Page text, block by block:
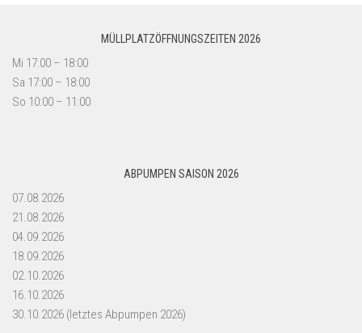
MÜLLPLATZÖFFNUNGSZEITEN 2026
Mi 17:00 – 18:00
Sa 17:00 – 18:00
So 10:00 – 11:00
ABPUMPEN SAISON 2026
07.08.2026
21.08.2026
04.09.2026
18.09.2026
02.10.2026
16.10.2026
30.10.2026 (letztes Abpumpen 2026)